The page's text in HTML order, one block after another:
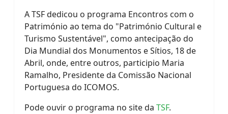
A TSF dedicou o programa Encontros com o
Património ao tema do "Património Cultural e
Turismo Sustentável", como antecipação do
Dia Mundial dos Monumentos e Sítios, 18 de
Abril, onde, entre outros, participio Maria
Ramalho, Presidente da Comissão Nacional
Portuguesa do ICOMOS.
Pode ouvir o programa no site da TSF.